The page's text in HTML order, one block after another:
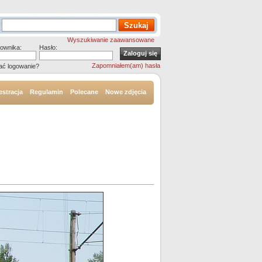
Wyszukiwanie zaawansowane
Hasło:
logowanie? Zapomniałem(am) hasła
Regulamin Polecane Nowe zdjęcia